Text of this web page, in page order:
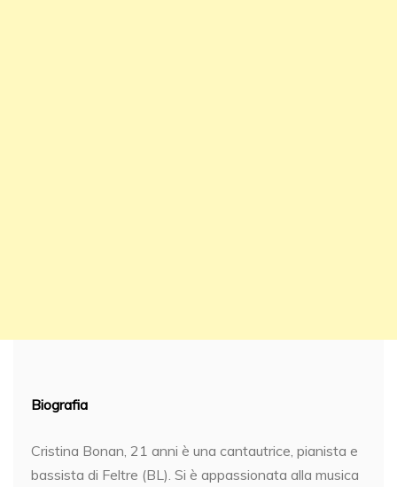
Biografia
Cristina Bonan, 21 anni è una cantautrice, pianista e
bassista di Feltre (BL). Si è appassionata alla musica